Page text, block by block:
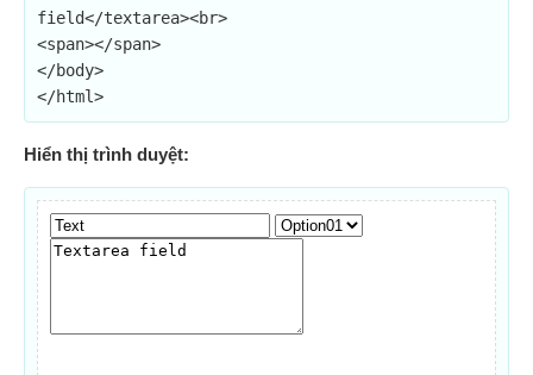
field</textarea><br>
<span></span>
</body>
</html>
Hiển thị trình duyệt: